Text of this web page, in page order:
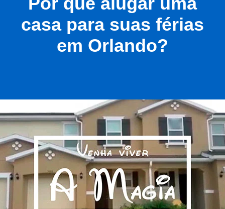
casa para suas férias
em Orlando?